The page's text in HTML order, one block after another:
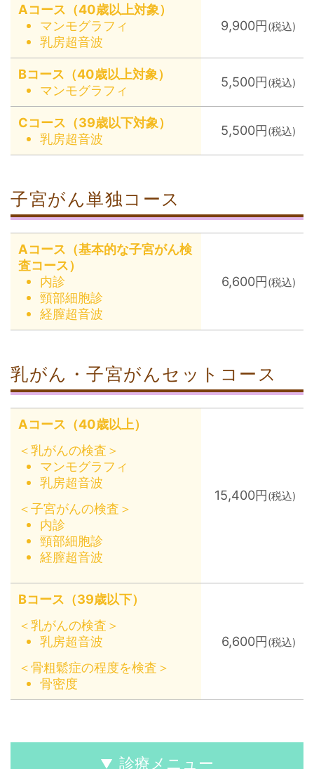
Aコース（40歳以上対象）
マンモグラフィ
乳房超音波
9,900円(税込)
Bコース（40歳以上対象）
マンモグラフィ
5,500円(税込)
Cコース（39歳以下対象）
乳房超音波
5,500円(税込)
子宮がん単独コース
Aコース（基本的な子宮がん検
査コース）
内診
頸部細胞診
経膣超音波
6,600円(税込)
乳がん・子宮がんセットコース
Aコース（40歳以上）
＜乳がんの検査＞
マンモグラフィ
乳房超音波
＜子宮がんの検査＞
内診
頸部細胞診
経膣超音波
15,400円(税込)
Bコース（39歳以下）
＜乳がんの検査＞
乳房超音波
＜骨粗鬆症の程度を検査＞
骨密度
6,600円(税込)
診療メニュー